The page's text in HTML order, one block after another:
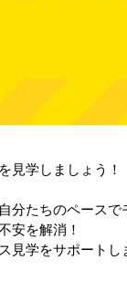
見学しましょう！
分たちのペース
安を解消！
見学をサポートし